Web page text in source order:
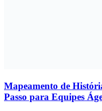
Mapeamento de
Passo para Equipes